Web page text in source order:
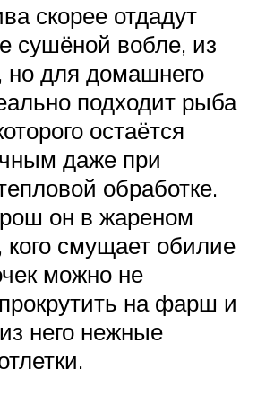
скорее отдадут
сушёной вобле, из
но для домашнего
подходит рыба
остаётся
даже при
обработке.
он в жареном
кого смущает обилие
можно не
на фарш и
него нежные